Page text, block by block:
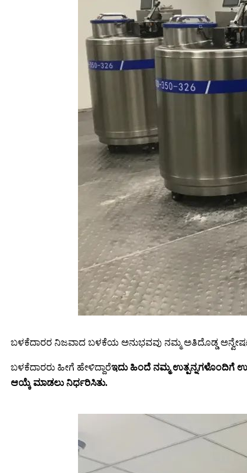
ಬಳಕೆದಾರರ ನಿಜವಾದ ಬಳಕೆಯ ಅನುಭವವು ನಮ್ಮ ಅತಿದೊಡ್ಡ
ಬಳಕೆದಾರರು ಹೀಗೆ ಹೇಳಿದ್ದಾರೆಇದು ಹಿಂದೆ ನಮ್ಮ ಉತ್ಪನ್ನಗಳೊಂದಿಗೆ
ಆಯ್ಕೆ ಮಾಡಲು ನಿರ್ಧರಿಸಿತು.